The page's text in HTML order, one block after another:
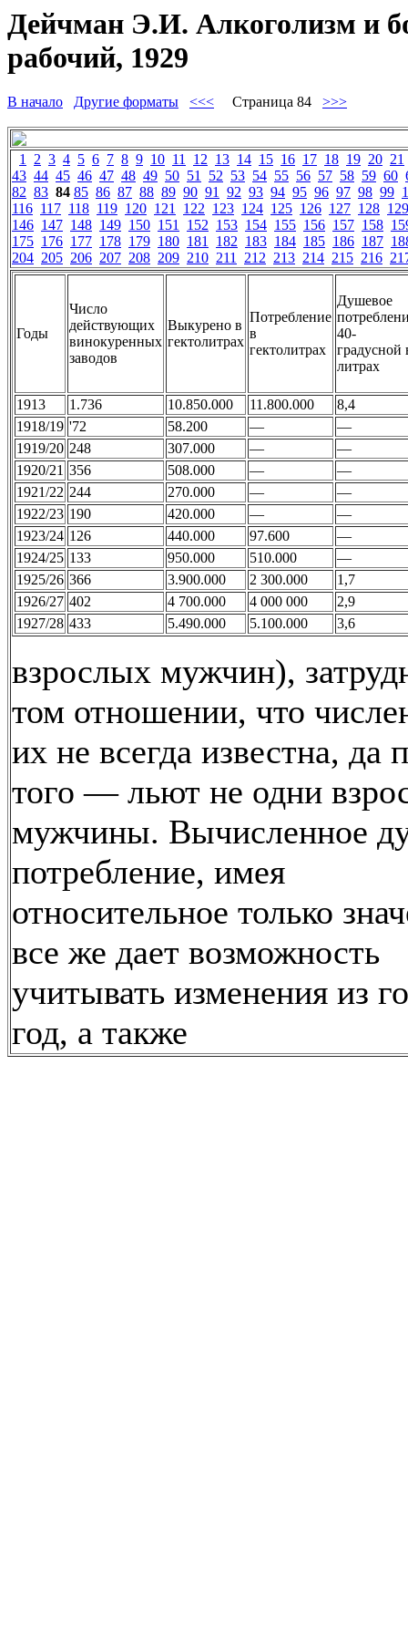
Дейчман Э.И. Алкоголизм и
рабочий, 1929
В начало Другие форматы <<< Страница 84 >>>
1 2 3 4 5 6 7 8 9 10 11 12 13 14 15 16 17 18 19 20 21
43 44 45 46 47 48 49 50 51 52 53 54 55 56 57 58 59 60
82 83 84 85 86 87 88 89 90 91 92 93 94 95 96 97 98 99
116 117 118 119 120 121 122 123 124 125 126 127 128 129
146 147 148 149 150 151 152 153 154 155 156 157 158
175 176 177 178 179 180 181 182 183 184 185 186 187
204 205 206 207 208 209 210 211 212 213 214 215 216
Годы
Число
действующих
винокуренных
заводов
Выкурено в
гектолитрах
Потребление
в
гектолитрах
Душевое
40-
градусной
литрах
1913 1.736 10.850.000 11.800.000
8,4
1918/19 '72 58.200 —
—
1919/20 248 307.000 —
—
1920/21 356 508.000 —
—
1921/22 244 270.000 —
—
1922/23 190 420.000 —
—
1923/24 126 440.000 97.600
—
1924/25 133 950.000 510.000
—
1925/26 366 3.900.000 2 300.000
1,7
1926/27 402 4 700.000 4 000 000
2,9
1927/28 433 5.490.000 5.100.000 3,6
взрослых мужчин),
том отношении, что
их не всегда известна, да
того — льют не одни
мужчины. Вычисленное
потребление, имея
относительное только
все же дает возможность
учитывать изменения из
год, а также